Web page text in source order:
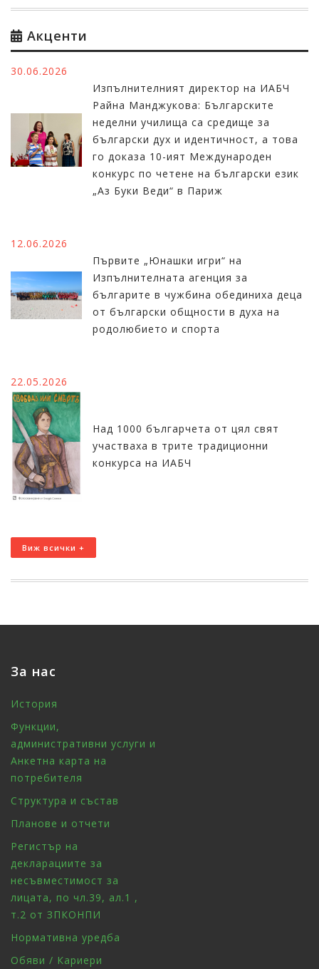
Акценти
30.06.2026
Изпълнителният директор на ИАБЧ
Райна Манджукова: Българските
неделни училища са средище за
български дух и идентичност, а това
го доказа 10-ият Международен
конкурс по четене на български език
„Аз Буки Веди“ в Париж
12.06.2026
Първите „Юнашки игри“ на
Изпълнителната агенция за
българите в чужбина обединиха деца
от български общности в духа на
родолюбието и спорта
22.05.2026
Над 1000 българчета от цял свят
участваха в трите традиционни
конкурса на ИАБЧ
Виж всички +
За нас
История
Функции,
административни услуги и
Анкетна карта на
потребителя
Структура и състав
Планове и отчети
Регистър на
декларациите за
несъвместимост за
лицата, по чл.39, ал.1 ,
т.2 от ЗПКОНПИ
Нормативна уредба
Обяви / Кариери